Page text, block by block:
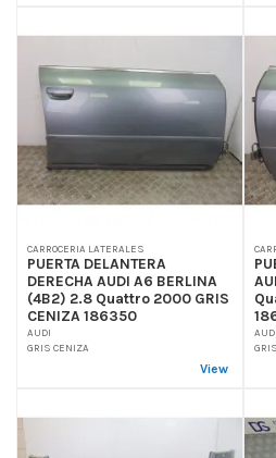
CARROCERIA LATERALES
PUERTA DELANTERA
DERECHA AUDI A6 BERLINA
(4B2) 2.8 Quattro 2000 GRIS
CENIZA 186350
AUDI
GRIS CENIZA
View
AUDI